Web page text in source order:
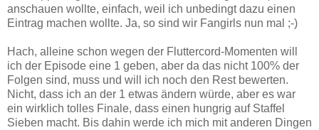
anschauen wollte, einfach, weil ich unbedingt dazu einen
Eintrag machen wollte. Ja, so sind wir Fangirls nun mal ;-)
Hach, alleine schon wegen der Fluttercord-Momenten will
ich der Episode eine 1 geben, aber da das nicht 100% der
Folgen sind, muss und will ich noch den Rest bewerten.
Nicht, dass ich an der 1 etwas ändern würde, aber es war
ein wirklich tolles Finale, dass einen hungrig auf Staffel
Sieben macht. Bis dahin werde ich mich mit anderen Dingen